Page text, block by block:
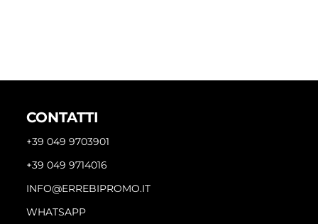
CONTATTI
+39 049 9703901
+39 049 9714016
INFO@ERREBIPROMO.IT
WHATSAPP